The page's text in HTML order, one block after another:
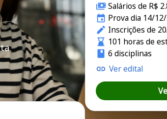
Salários de R$
Prova dia 14/
Inscrições de
101 horas de
6 disciplinas
Ver edital